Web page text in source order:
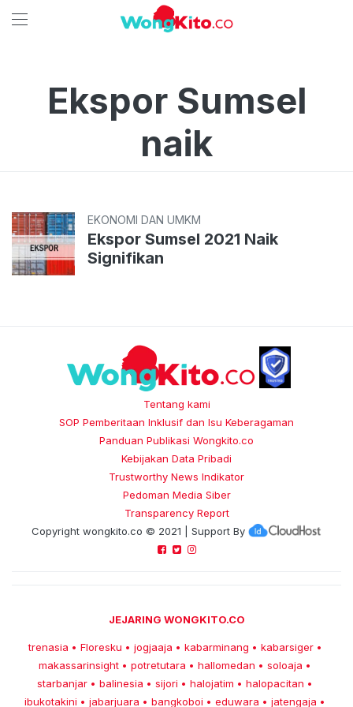
Ekspor Sumsel
naik
EKONOMI DAN UMKM
Ekspor Sumsel 2021 Naik
Signifikan
Tentang kami
SOP Pemberitaan Inklusif dan Isu Keberagaman
Panduan Publikasi Wongkito.co
Kebijakan Data Pribadi
Trustworthy News Indikator
Pedoman Media Siber
Transparency Report
Copyright wongkito.co © 2021 | Support By
JEJARING WONGKITO.CO
trenasia • Floresku • jogjaaja • kabarminang • kabarsiger •
makassarinsight • potretutara • hallomedan • soloaja •
starbanjar • balinesia • sijori • halojatim • halopacitan •
ibukotakini • jabarjuara • bangkoboi • eduwara • jatengaja •